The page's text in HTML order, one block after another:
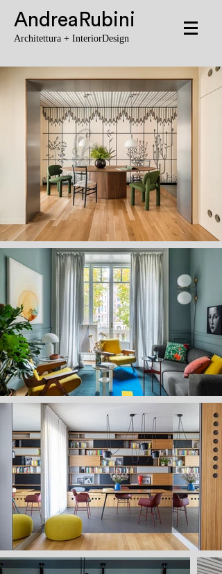
Architettura + InteriorDesign
AndreaRubini